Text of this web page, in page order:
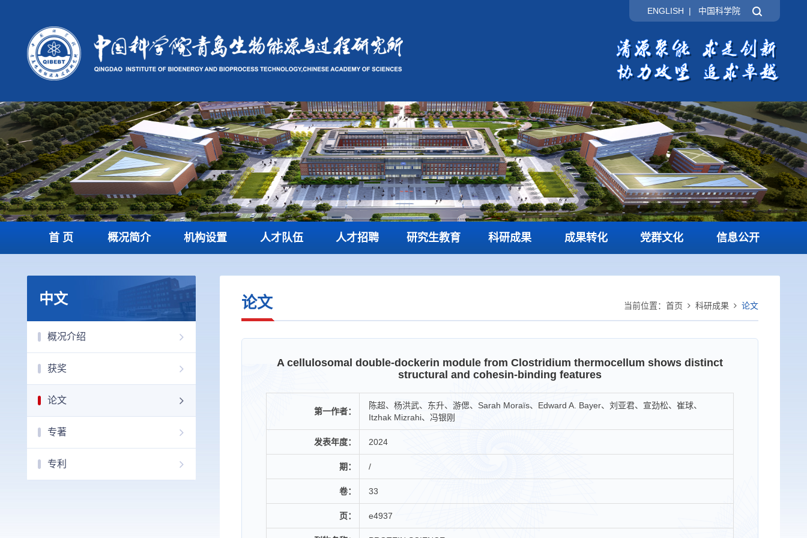
ENGLISH | 中国科学院
首 页 概况简介 机构设置 人才队伍 人才招聘 研究生教育 科研成果 成果转化 党群文化 信息公开
中文
概况介绍
获奖
论文
专著
专利
当前位置： 首页 科研成果 论文
论文
A cellulosomal double-dockerin module from Clostridium thermocellum shows distinct
structural and cohesin-binding features
第一作者：
陈超、杨洪武、东升、游偲、Sarah Moraïs、Edward A. Bayer、刘亚君、宣劲松、崔球、
Itzhak Mizrahi、冯银刚
发表年度： 2024
期： /
卷： 33
页： e4937